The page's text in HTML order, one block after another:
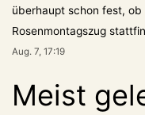
überhaupt schon fest, ob
Rosenmontagszug
Aug. 7, 17:19
Meist